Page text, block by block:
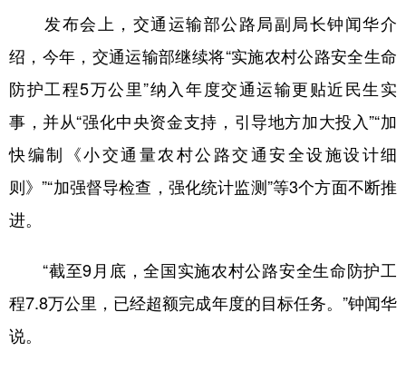
发布会上，交通运输部公路局副局长钟闻华介
绍，今年，交通运输部继续将“实施农村公路安全生命
防护工程5万公里”纳入年度交通运输更贴近民生实
事，并从“强化中央资金支持，引导地方加大投入”“加
快编制《小交通量农村公路交通安全设施设计细
则》”“加强督导检查，强化统计监测”等3个方面不断推
进。
“截至9月底，全国实施农村公路安全生命防护工
程7.8万公里，已经超额完成年度的目标任务。”钟闻华
说。